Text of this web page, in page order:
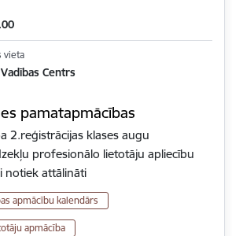
vieta
Centrs
pamatapmācības
2.reģistrācijas klases augu
profesionālo lietotāju apliecību
notiek attālināti
apmācību kalendārs
apmācība